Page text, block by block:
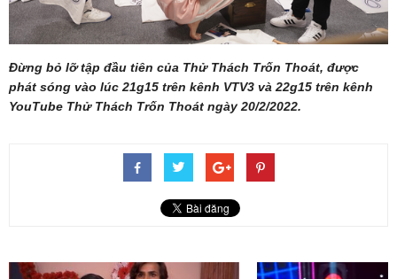
Đừng bỏ lỡ tập đầu tiên của Thử Thách Trốn Thoát, được
phát sóng vào lúc 21g15 trên kênh VTV3 và 22g15 trên kênh
YouTube Thử Thách Trốn Thoát ngày 20/2/2022.